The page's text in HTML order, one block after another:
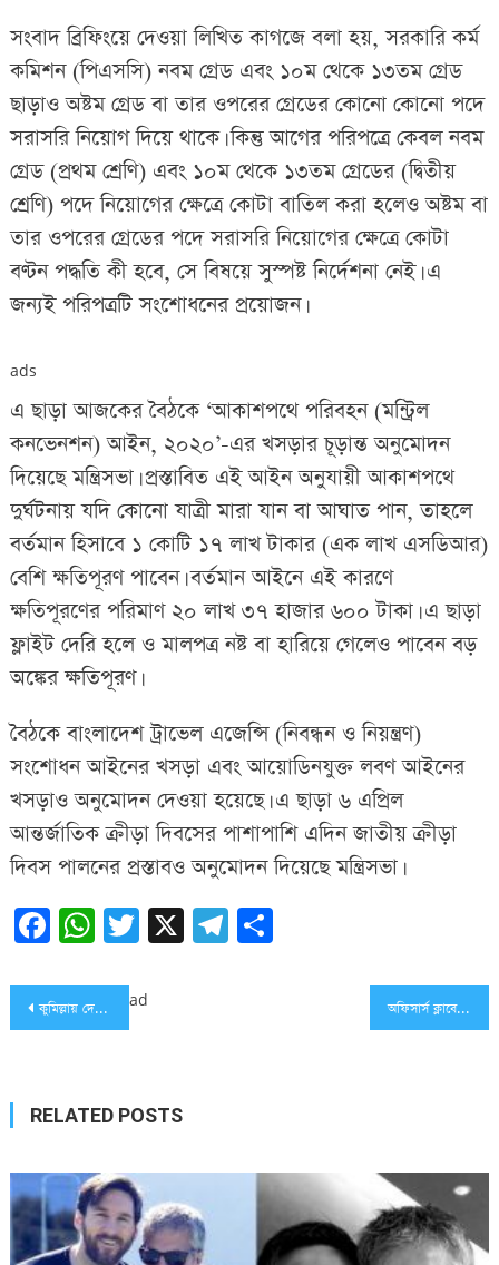
সংবাদ ব্রিফিংয়ে দেওয়া লিখিত কাগজে বলা হয়, সরকারি কর্ম
কমিশন (পিএসসি) নবম গ্রেড এবং ১০ম থেকে ১৩তম গ্রেড
ছাড়াও অষ্টম গ্রেড বা তার ওপরের গ্রেডের কোনো কোনো পদে
সরাসরি নিয়োগ দিয়ে থাকে। কিন্তু আগের পরিপত্রে কেবল নবম
গ্রেড (প্রথম শ্রেণি) এবং ১০ম থেকে ১৩তম গ্রেডের (দ্বিতীয়
শ্রেণি) পদে নিয়োগের ক্ষেত্রে কোটা বাতিল করা হলেও অষ্টম বা
তার ওপরের গ্রেডের পদে সরাসরি নিয়োগের ক্ষেত্রে কোটা
বণ্টন পদ্ধতি কী হবে, সে বিষয়ে সুস্পষ্ট নির্দেশনা নেই। এ
জন্যই পরিপত্রটি সংশোধনের প্রয়োজন।
ads
এ ছাড়া আজকের বৈঠকে ‘আকাশপথে পরিবহন (মন্ট্রিল
কনভেনশন) আইন, ২০২০’-এর খসড়ার চূড়ান্ত অনুমোদন
দিয়েছে মন্ত্রিসভা। প্রস্তাবিত এই আইন অনুযায়ী আকাশপথে
দুর্ঘটনায় যদি কোনো যাত্রী মারা যান বা আঘাত পান, তাহলে
বর্তমান হিসাবে ১ কোটি ১৭ লাখ টাকার (এক লাখ এসডিআর)
বেশি ক্ষতিপূরণ পাবেন। বর্তমান আইনে এই কারণে
ক্ষতিপূরণের পরিমাণ ২০ লাখ ৩৭ হাজার ৬০০ টাকা। এ ছাড়া
ফ্লাইট দেরি হলে ও মালপত্র নষ্ট বা হারিয়ে গেলেও পাবেন বড়
অঙ্কের ক্ষতিপূরণ।
বৈঠকে বাংলাদেশ ট্রাভেল এজেন্সি (নিবন্ধন ও নিয়ন্ত্রণ)
সংশোধন আইনের খসড়া এবং আয়োডিনযুক্ত লবণ আইনের
খসড়াও অনুমোদন দেওয়া হয়েছে। এ ছাড়া ৬ এপ্রিল
আন্তর্জাতিক ক্রীড়া দিবসের পাশাপাশি এদিন জাতীয় ক্রীড়া
দিবস পালনের প্রস্তাবও অনুমোদন দিয়েছে মন্ত্রিসভা।
Facebook
WhatsApp
Twitter
X Telegram
Share
Post
কুমিল্লায় দেশীয় অস্ত্রসহ ১১ ডাকাত গ্রেফতার অফিসার্স ক্লাবের সা. সম্পাদক মেজবাহকে ফুলেল শুভেচ্ছা
ad
RELATED POSTS